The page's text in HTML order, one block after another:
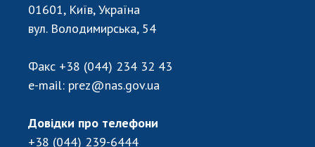
01601, Київ, Україна
вул. Володимирська, 54
Факс +38 (044) 234 32 43
e-mail: prez@nas.gov.ua
Довідки про телефони
+38 (044) 239-6444